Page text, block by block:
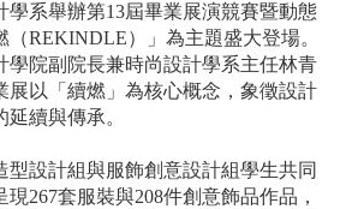
學系舉辦第13屆畢業展演競賽暨動態
（REKINDLE）」為主題盛大登場。
學院副院長兼時尚設計學系主任林青
展以「續燃」為核心概念，象徵設計
續與傳承。
型設計組與服飾創意設計組學生共同
267套服裝與208件創意飾品作品，